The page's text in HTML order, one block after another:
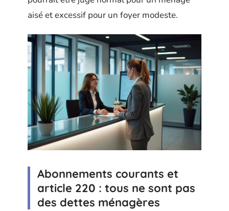
aisé et excessif pour un foyer modeste.
Abonnements courants et
article 220 : tous ne sont pas
des dettes ménagères